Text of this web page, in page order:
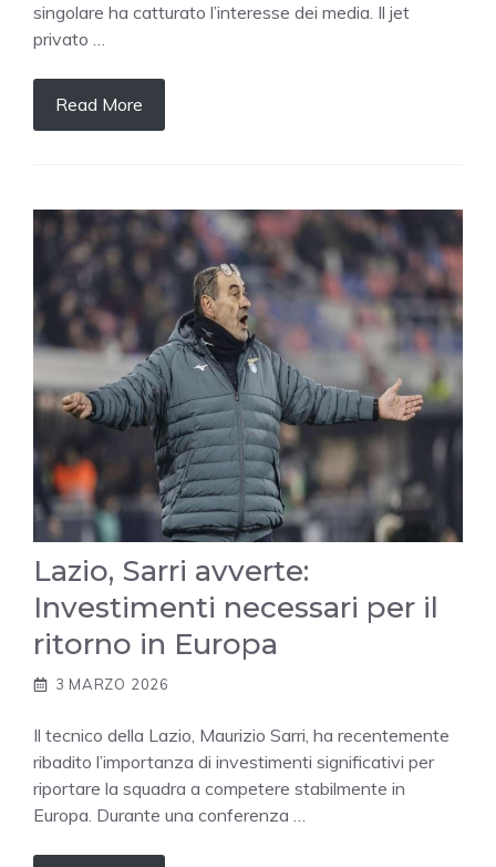
singolare ha catturato l’interesse dei media. Il jet
privato …
Read More
Lazio, Sarri avverte:
Investimenti necessari per il
ritorno in Europa
3 MARZO 2026
Il tecnico della Lazio, Maurizio Sarri, ha recentemente
ribadito l’importanza di investimenti significativi per
riportare la squadra a competere stabilmente in
Europa. Durante una conferenza …